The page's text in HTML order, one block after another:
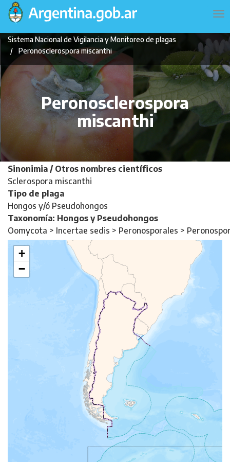
Pasar
contenido
principal
Navegación
principal
Sistema Nacional de Vigilancia y Monitoreo de plagas
Peronosclerospora miscanthi
Peronosclerospora
miscanthi
Sinonimia / Otros nombres científicos
Sclerospora miscanthi
Tipo de plaga
Hongos y/ó Pseudohongos
Taxonomía: Hongos y Pseudohongos
Oomycota > Incertae sedis > Peronosporales >
+
−